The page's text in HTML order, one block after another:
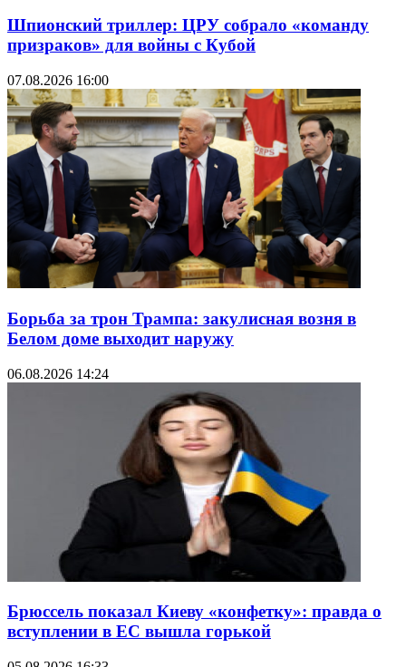
Шпионский триллер: ЦРУ собрало «команду
призраков» для войны с Кубой
07.08.2026 16:00
Борьба за трон Трампа: закулисная возня в
Белом доме выходит наружу
06.08.2026 14:24
Брюссель показал Киеву «конфетку»: правда о
вступлении в ЕС вышла горькой